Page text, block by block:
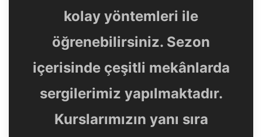
kolay yöntemleri ile
öğrenebilirsiniz. Sezon
içerisinde çeşitli mekânlarda
sergilerimiz yapılmaktadır.
Kurslarımızın yanı sıra